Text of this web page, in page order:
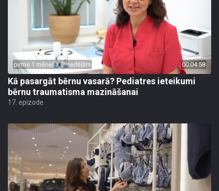
pirms 1 mēneša, 2 nedēļām 00:04:58
Kā pasargāt bērnu vasarā? Pediatres ieteikumi
bērnu traumatisma mazināšanai
17. epizode